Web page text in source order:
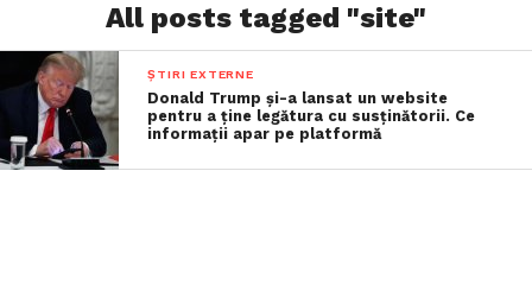
All posts tagged "site"
ȘTIRI EXTERNE
Donald Trump și-a lansat un website
pentru a ține legătura cu susținătorii. Ce
informații apar pe platformă